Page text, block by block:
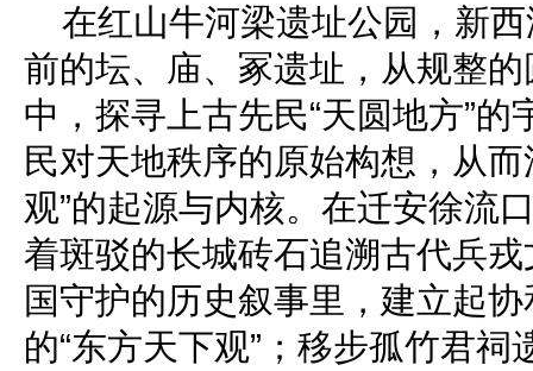
在红山牛河梁遗址公园，新
前的坛、庙、冢遗址，从规整
中，探寻上古先民“天圆地方”
民对天地秩序的原始构想，从
观”的起源与内核。在迁安徐流
着斑驳的长城砖石追溯古代兵
国守护的历史叙事里，建立起
的“东方天下观”；移步孤竹君